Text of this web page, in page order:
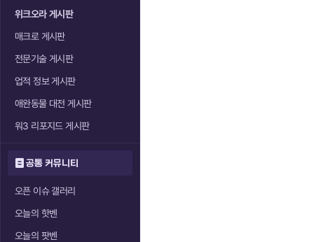
위크오라 게시판
매크로 게시판
전문기술 게시판
업적 정보 게시판
애완동물 대전 게시판
워3 리포지드 게시판
공통 커뮤니티
오픈 이슈 갤러리
오늘의 핫벤
오늘의 팟벤